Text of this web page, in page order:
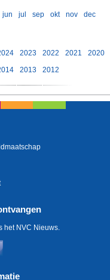
jun jul sep okt nov dec
2023 2022 2021 2020
2013 2012
het NVC Nieuws.